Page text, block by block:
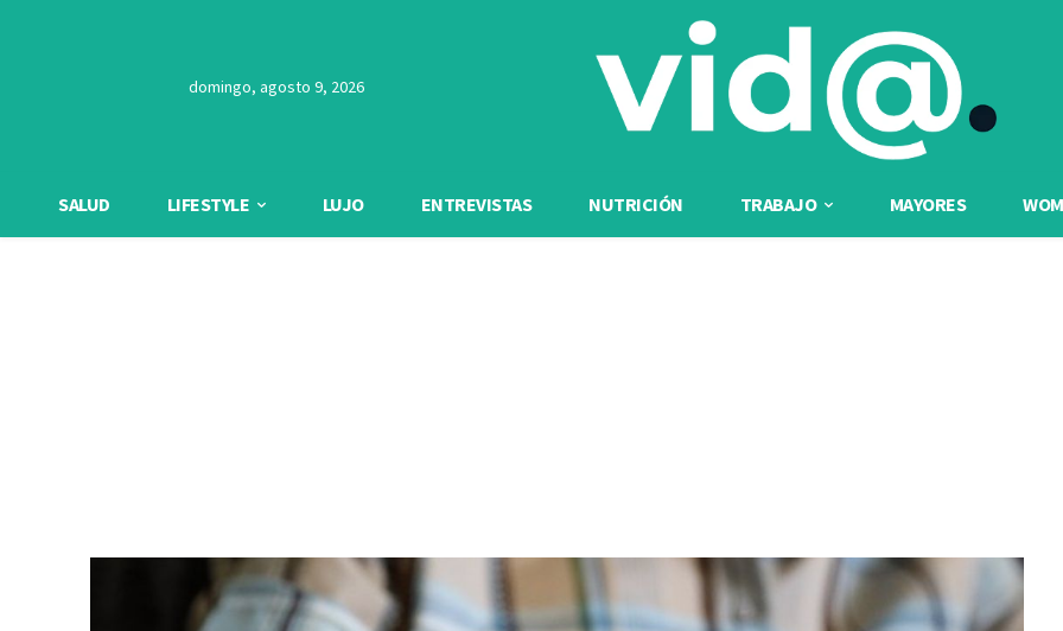
domingo, agosto 9, 2026
SALUD LIFESTYLE LUJO ENTREVISTAS NUTRICIÓN TRABAJO MAYORES